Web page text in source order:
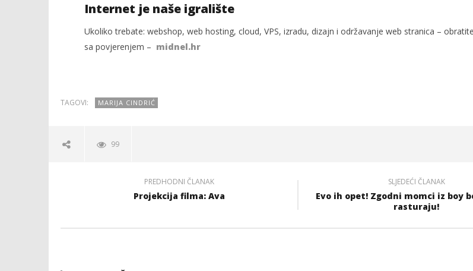
Internet je naše igralište
Ukoliko trebate: webshop, web hosting, cloud, VPS, izradu, dizajn i održavanje web stranica –
sa povjerenjem – midnel.hr
TAGOVI: MARIJA CINDRIĆ
99
PREDHODNI ČLANAK
Projekcija filma: Ava
SLJEDEĆI ČLANAK
Evo ih opet! Zgodni momci iz boy
rasturaju!